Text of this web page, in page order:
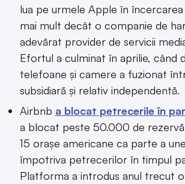
lua pe urmele Apple în încercarea
mai mult decât o companie de
adevărat provider de servicii
Efortul a culminat în aprilie, când
telefoane și camere a fuzionat
subsidiară și relativ independentă.
Airbnb a blocat petrecerile în
a blocat peste 50.000 de
15 orașe americane ca parte a
împotriva petrecerilor în timpul
Platforma a introdus anul trecut